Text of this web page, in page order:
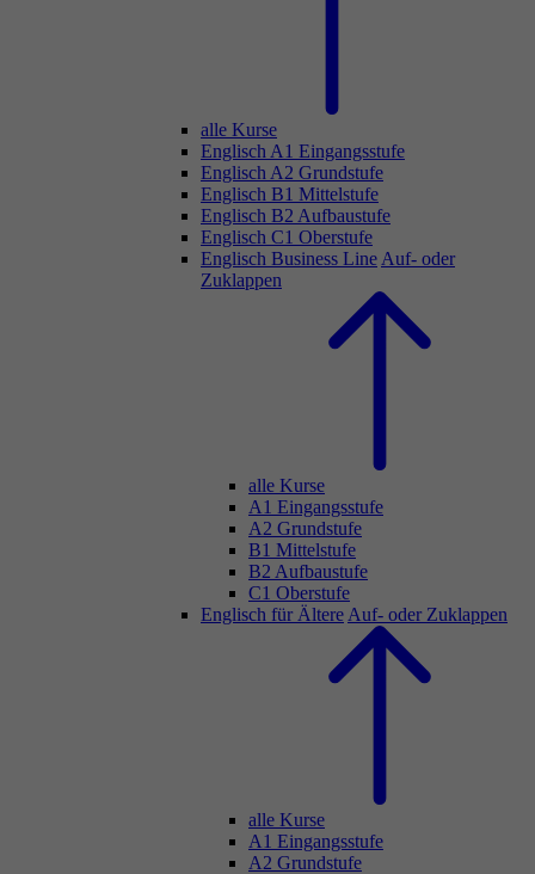
alle Kurse
Englisch A1 Eingangsstufe
Englisch A2 Grundstufe
Englisch B1 Mittelstufe
Englisch B2 Aufbaustufe
Englisch C1 Oberstufe
Englisch Business Line Auf- oder
Zuklappen
alle Kurse
A1 Eingangsstufe
A2 Grundstufe
B1 Mittelstufe
B2 Aufbaustufe
C1 Oberstufe
Englisch für Ältere Auf- oder Zuklappen
alle Kurse
A1 Eingangsstufe
A2 Grundstufe